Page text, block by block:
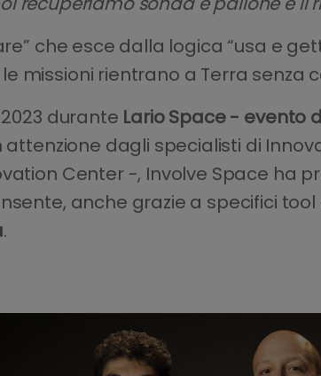
che esce dalla logica “usa e
missioni rientrano a Terra senza
durante Lario Space - evento
dagli specialisti di
Center -, Involve Space ha
anche grazie a specifici
.